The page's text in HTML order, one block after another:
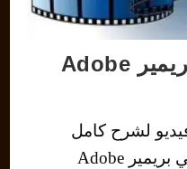
شرح برنامج ادوبي بريمير Adobe
لشرح كامل
لبرنامج المونتاج المميز ادوبي بريمير Adobe